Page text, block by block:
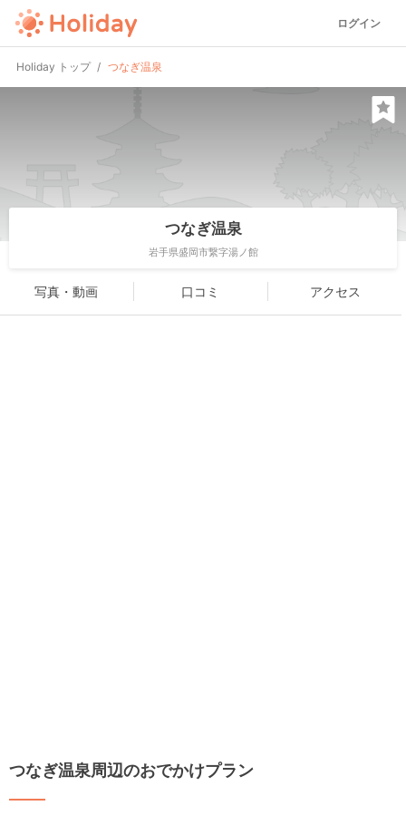
ログイン
Holiday トップ つなぎ温泉
つなぎ温泉
岩手県盛岡市繋字湯ノ館
写真・動画 口コミ アクセス
つなぎ温泉周辺のおでかけプラン